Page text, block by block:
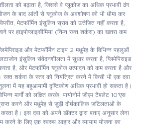
को बढ़ाता है, जिससे वे ग्लूकोज का अधिक प्रभावी ढंग
के बाद आंतों से ग्लूकोज के अवशोषण को भी धीमा कर
मेटफॉर्मिन इंसुलिन स्राव को उत्तेजित नहीं करता है,
पर हाइपोग्लाइसीमिया (निम्न रक्त शर्करा) का खतरा कम
और मेटफॉर्मिन टाइप 2 मधुमेह के विभिन्न पहलुओं
इंसुलिन संवेदनशीलता में सुधार करता है, ग्लिमेपिराइड
है, और मेटफॉर्मिन ग्लूकोज उत्पादन को कम करता है और
रक्त शर्करा के स्तर को नियंत्रित करने में किसी भी एक दवा
में यह बहुआयामी दृष्टिकोण अधिक प्रभावी हो सकता है।
मार्गों को लक्षित करके, पायोनोर्म जीएम टैबलेट 10'एस
करने और मधुमेह से जुड़ी दीर्घकालिक जटिलताओं के
है। इस दवा को अपने डॉक्टर द्वारा बताए अनुसार लेना
के लिए एक स्वस्थ आहार और व्यायाम योजना का